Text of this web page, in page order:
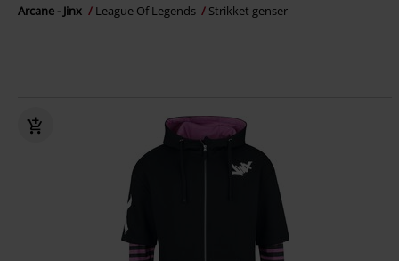
Arcane - Jinx League Of Legends Strikket genser